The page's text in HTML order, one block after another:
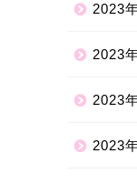
2023
2023
2023
2023